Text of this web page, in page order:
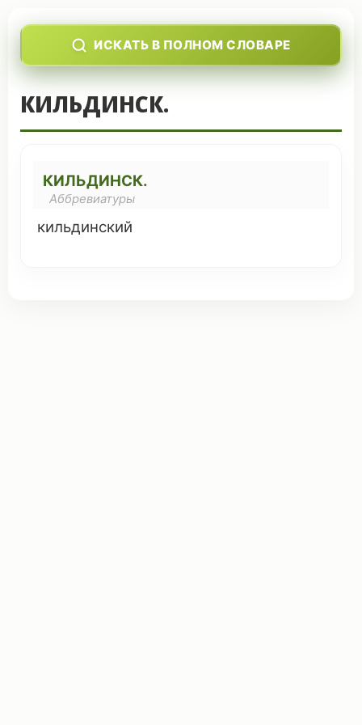
ИСКАТЬ В ПОЛНОМ СЛОВАРЕ
КИЛЬДИНСК.
КИЛЬДИНСК.
Аббревиатуры
кильдинский